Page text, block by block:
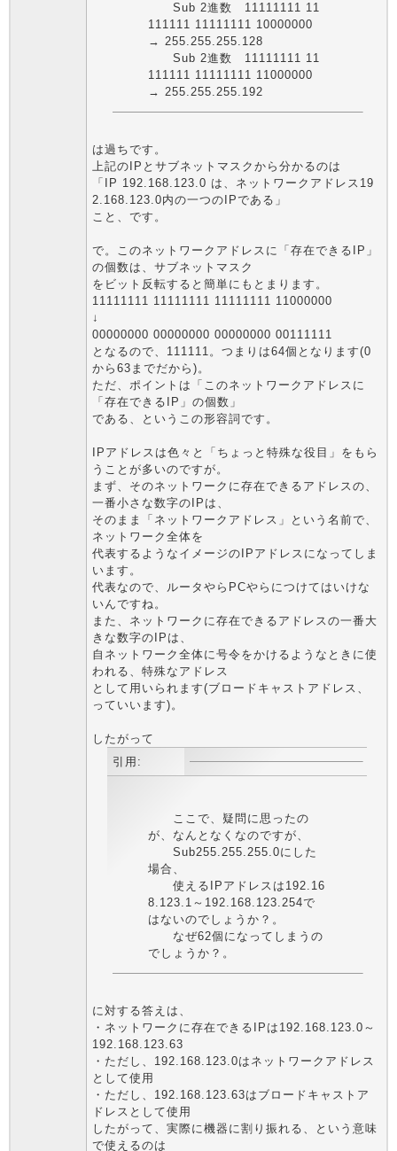
Sub 2進数 11111111 11
111111 11111111 10000000
→ 255.255.255.128
Sub 2進数 11111111 11
111111 11111111 11000000
→ 255.255.255.192
は過ちです。
上記のIPとサブネットマスクから分かるのは
「IP 192.168.123.0 は、ネットワークアドレス19
2.168.123.0内の一つのIPである」
こと、です。
で。このネットワークアドレスに「存在できるIP」
の個数は、サブネットマスク
をビット反転すると簡単にもとまります。
11111111 11111111 11111111 11000000
↓
00000000 00000000 00000000 00111111
となるので、111111。つまりは64個となります(0
から63までだから)。
ただ、ポイントは「このネットワークアドレスに
「存在できるIP」の個数」
である、というこの形容詞です。
IPアドレスは色々と「ちょっと特殊な役目」をもら
うことが多いのですが。
まず、そのネットワークに存在できるアドレスの、
一番小さな数字のIPは、
そのまま「ネットワークアドレス」という名前で、
ネットワーク全体を
代表するようなイメージのIPアドレスになってしま
います。
代表なので、ルータやらPCやらにつけてはいけな
いんですね。
また、ネットワークに存在できるアドレスの一番大
きな数字のIPは、
自ネットワーク全体に号令をかけるようなときに使
われる、特殊なアドレス
として用いられます(ブロードキャストアドレス、
っていいます)。
したがって
引用:
ここで、疑問に思ったの
が、なんとなくなのですが、
Sub255.255.255.0にした
場合、
使えるIPアドレスは192.16
8.123.1～192.168.123.254で
はないのでしょうか？。
なぜ62個になってしまうの
でしょうか？。
に対する答えは、
・ネットワークに存在できるIPは192.168.123.0～
192.168.123.63
・ただし、192.168.123.0はネットワークアドレス
として使用
・ただし、192.168.123.63はブロードキャストア
ドレスとして使用
したがって、実際に機器に割り振れる、という意味
で使えるのは